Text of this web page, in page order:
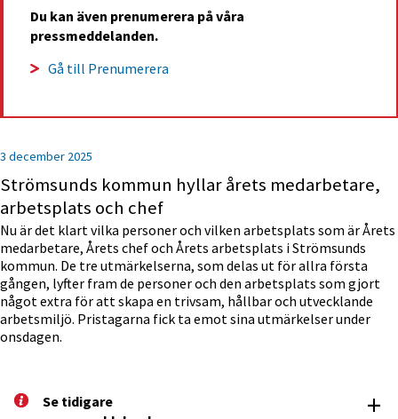
Du kan även prenumerera på våra
pressmeddelanden.
Gå till Prenumerera
3 december 2025
Strömsunds kommun hyllar årets medarbetare,
arbetsplats och chef
Nu är det klart vilka personer och vilken arbetsplats som är Årets
medarbetare, Årets chef och Årets arbetsplats i Strömsunds
kommun. De tre utmärkelserna, som delas ut för allra första
gången, lyfter fram de personer och den arbetsplats som gjort
något extra för att skapa en trivsam, hållbar och utvecklande
arbetsmiljö. Pristagarna fick ta emot sina utmärkelser under
onsdagen.
+
Se tidigare